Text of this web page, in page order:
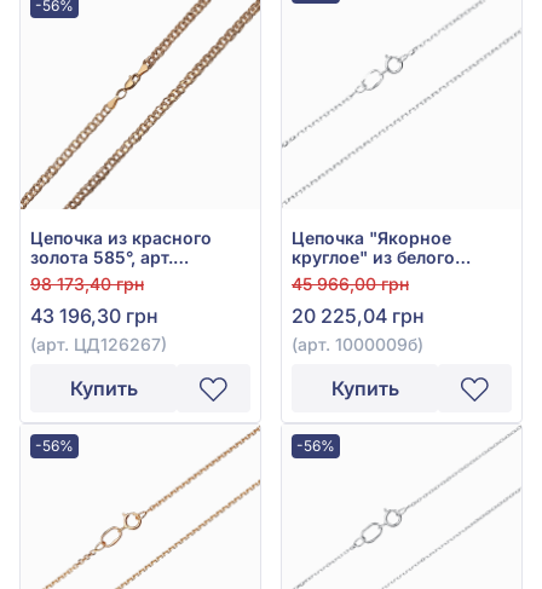
-56%
Цепочка из красного
золота 585°, арт.
ЦД126267
98 173,40 грн
43 196,30 грн
(арт. ЦД126267)
Купить
Цепочка "Якорное
круглое" из белого
золота 585° без вставки,
арт. 1000009б
45 966,00 грн
20 225,04 грн
(арт. 1000009б)
Купить
-56% -56%